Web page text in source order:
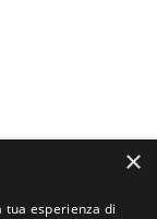
×
esperienza di